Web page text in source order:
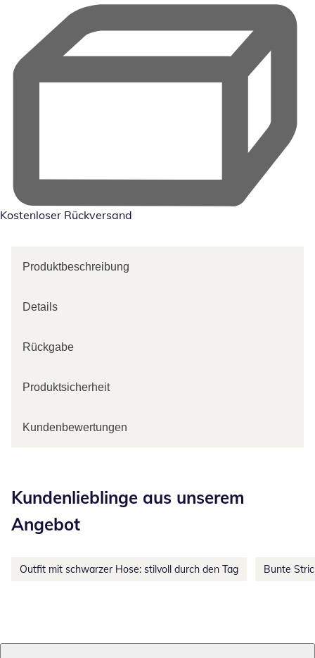
Kostenloser Rückversand
Produktbeschreibung
Details
Rückgabe
Produktsicherheit
Kundenbewertungen
Kundenlieblinge aus unserem
Angebot
Outfit mit schwarzer Hose: stilvoll durch den Tag Bunte